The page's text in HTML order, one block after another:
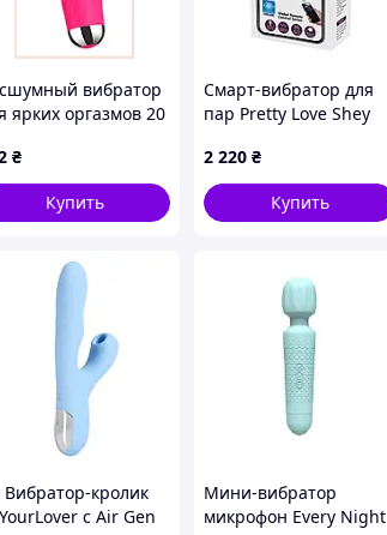
помощью зарядного устройства USB
вибратор
ярких оргазмов 20
₴
Купить
Смарт-вибратор для
пар Pretty Love Shey
2 220 ₴
Купить
кролик
с Air Gen
Мини-вибратор
микрофон Every Night